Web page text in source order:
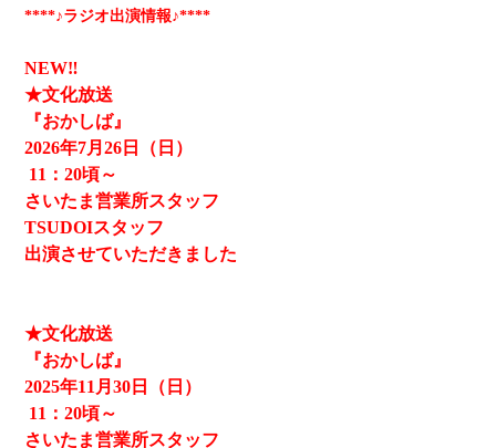
****♪ラジオ出演情報♪****
NEW‼
★文化放送
『おかしば』
2026年7月26日（日）
11 ：20頃～
さいたま営業所スタッフ
TSUDOIスタッフ
出演させていただきました
★文化放送
『おかしば』
2025年11月30日（日）
11 ：20頃～
さいたま営業所スタッフ